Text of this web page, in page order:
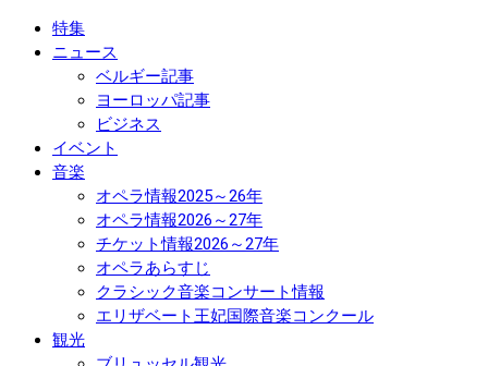
特集
ニュース
ベルギー記事
ヨーロッパ記事
ビジネス
イベント
音楽
オペラ情報2025～26年
オペラ情報2026～27年
チケット情報2026～27年
オペラあらすじ
クラシック音楽コンサート情報
エリザベート王妃国際音楽コンクール
観光